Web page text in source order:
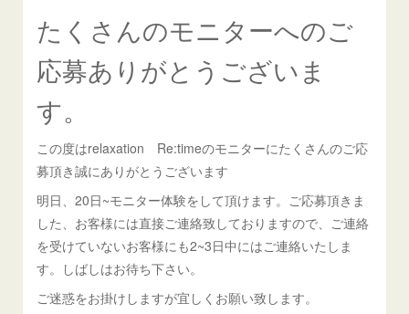
たくさんのモニターへのご
応募ありがとうございま
す。
この度はrelaxation Re:timeのモニターにたくさんのご応
募頂き誠にありがとうございます
明日、20日~モニター体験をして頂けます。ご応募頂きま
した、お客様には直接ご連絡致しておりますので、ご連絡
を受けていないお客様にも2~3日中にはご連絡いたしま
す。しばしはお待ち下さい。
ご迷惑をお掛けしますが宜しくお願い致します。